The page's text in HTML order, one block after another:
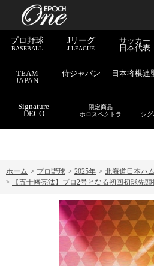
プロ野球
BASEBALL
Jリーグ
J.LEAGUE
サッカー
日本代表
TEAM
JAPAN
侍ジャパン 日本将棋連
Signature
DECO
限定商品
ホロスペクトラ
シ
ホーム > プロ野球 > 2025年 > 北海道日本ハ
>
【五十幡亮汰】プロ2号となる初回初球先頭